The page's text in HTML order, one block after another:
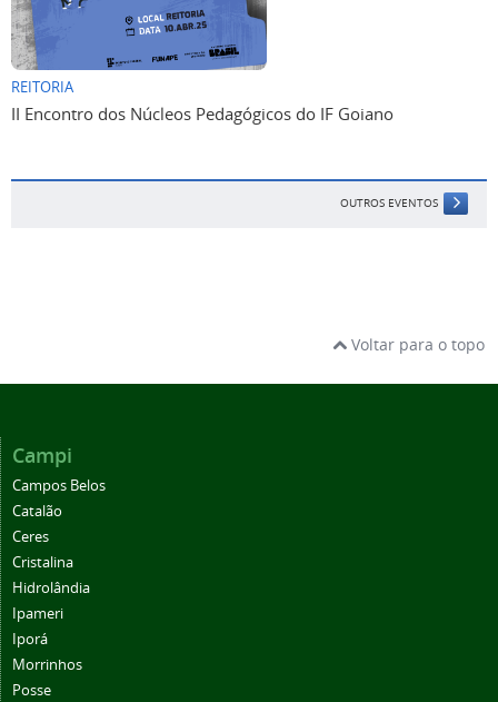
REITORIA
II Encontro dos Núcleos Pedagógicos do IF Goiano
OUTROS EVENTOS
Voltar para o topo
Campi
Campos Belos
Catalão
Ceres
Cristalina
Hidrolândia
Ipameri
Iporá
Morrinhos
Posse